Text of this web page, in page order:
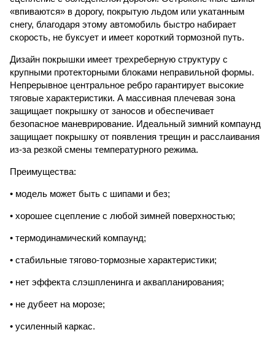
«впиваются» в дорогу, покрытую льдом или укатанным
снегу, благодаря этому автомобиль быстро набирает
скорость, не буксует и имеет короткий тормозной путь.
Дизайн покрышки имеет трехреберную структуру с
крупными протекторными блоками неправильной формы.
Непрерывное центральное ребро гарантирует высокие
тяговые характеристики. А массивная плечевая зона
защищает покрышку от заносов и обеспечивает
безопасное маневрирование. Идеальный зимний компаунд
защищает покрышку от появления трещин и расслаивания
из-за резкой смены температурного режима.
Преимущества:
• модель может быть с шипами и без;
• хорошее сцепление с любой зимней поверхностью;
• термодинамический компаунд;
• стабильные тягово-тормозные характеристики;
• нет эффекта слэшпленинга и аквапланирования;
• не дубеет на морозе;
• усиленный каркас.